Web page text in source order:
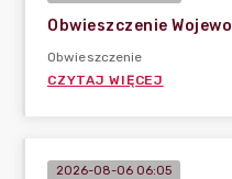
Obwieszczenie
Obwieszczenie
CZYTAJ WIĘCEJ
2026-08-06 06:05